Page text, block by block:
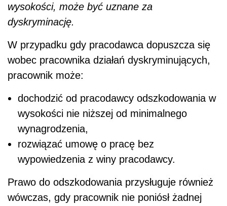
wysokości, może być uznane za
dyskryminację.
W przypadku gdy pracodawca dopuszcza się
wobec pracownika działań dyskryminujących,
pracownik może:
dochodzić od pracodawcy odszkodowania w
wysokości nie niższej od minimalnego
wynagrodzenia,
rozwiązać umowę o pracę bez
wypowiedzenia z winy pracodawcy.
Prawo do odszkodowania przysługuje również
wówczas, gdy pracownik nie poniósł żadnej